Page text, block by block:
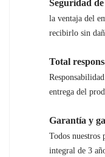
Seguridad
la ventaja del
recibirlo sin
Total
entrega del
Garantía y
Todos nuestros
integral de 3